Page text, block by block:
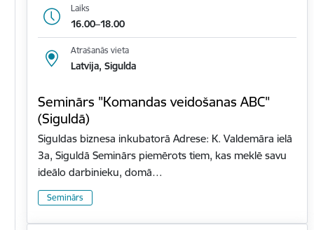
Laiks
16.00–18.00
Atrašanās vieta
Latvija, Sigulda
Seminārs "Komandas veidošanas ABC"
(Siguldā)
Siguldas biznesa inkubatorā Adrese: K. Valdemāra ielā
3a, Siguldā Seminārs piemērots tiem, kas meklē savu
ideālo darbinieku, domā…
Seminārs